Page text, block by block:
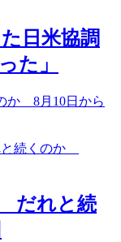
日米協調
た」
か 8月10日から
だれと続